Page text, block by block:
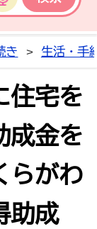
き > 生活・手
住宅を
成金を
らがわ
助成